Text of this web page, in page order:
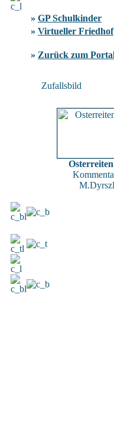
» GP Schulkinder
» Virtueller Friedhof
» Zurück zum
Zufallsbild